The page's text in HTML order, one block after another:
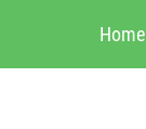
Home